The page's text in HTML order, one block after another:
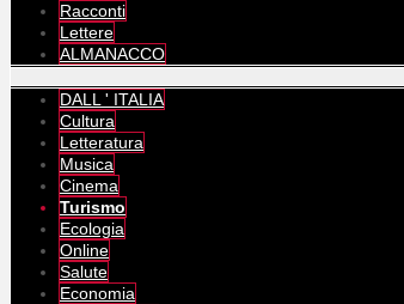
Racconti
Lettere
ALMANACCO
DALL ' ITALIA
Cultura
Letteratura
Musica
Cinema
Turismo
Ecologia
Online
Salute
Economia